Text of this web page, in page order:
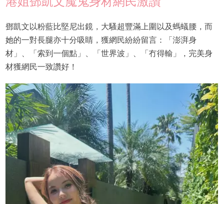
鄧凱文以粉藍比堅尼出鏡，大騷超豐滿上圍以及螞蟻腰，而
她的一對長腿亦十分吸睛，獲網民紛紛留言：「澎湃身
材」、「索到一個點」、「世界波」、「冇得輸」，完美身
材獲網民一致讚好！